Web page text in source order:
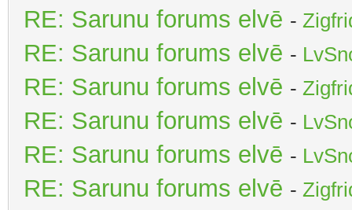
RE: Sarunu forums elvē -
RE: Sarunu forums elvē -
RE: Sarunu forums elvē -
RE: Sarunu forums elvē -
RE: Sarunu forums elvē -
RE: Sarunu forums elvē -